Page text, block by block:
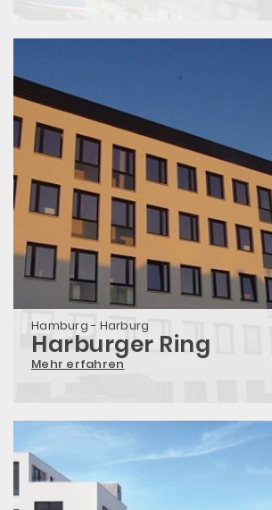
Hamburg - Harburg
Harburger Ring
Mehr erfahren